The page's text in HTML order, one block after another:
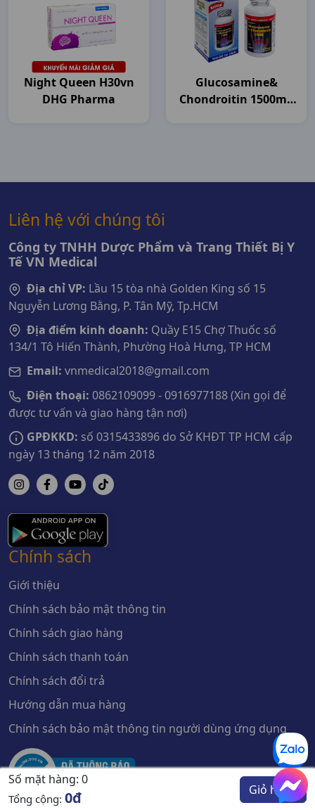
Night Queen H30vn
DHG Pharma
Glucosamine&
Chondroitin 1500mg
Số mặt hàng: 0
Tổng cộng: 0đ Giỏ hàng
Liên hệ với chúng tôi
Công ty TNHH Dược Phẩm và Trang Thiết Bị Y
Tế VN Medical
Địa chỉ VP: Lầu 15 tòa nhà Golden King số 15
Nguyễn Lương Bằng, P. Tân Mỹ, Tp.HCM
Địa điểm kinh doanh: Quầy E15 Chợ Thuốc số
134/1 Tô Hiến Thành, Phường Hoà Hưng, TP HCM
Email: vnmedical2018@gmail.com
Điện thoại: 0862109099 - 0916977188 (Xin gọi để
được tư vấn và giao hàng tận nơi)
GPĐKKD: số 0315433896 do Sở KHĐT TP HCM cấp
ngày 13 tháng 12 năm 2018
Chính sách
Giới thiệu
Chính sách bảo mật thông tin
Chính sách giao hàng
Chính sách thanh toán
Chính sách đổi trả
Hướng dẫn mua hàng
Chính sách bảo mật thông tin người dùng ứng dụng